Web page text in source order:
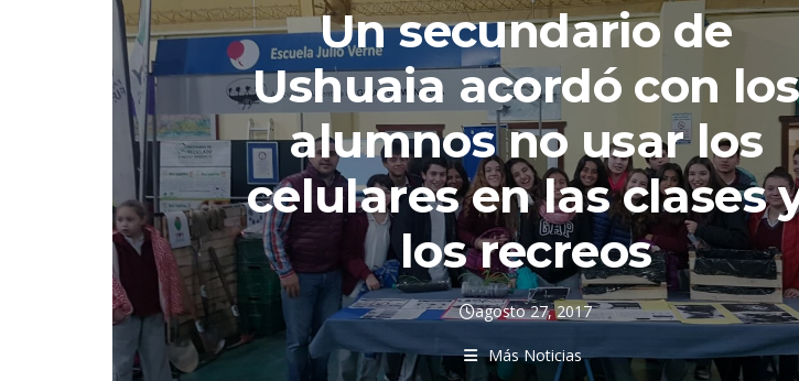
Un secundario de
Ushuaia acordó con los
alumnos no usar los
celulares en las clases
los recreos
agosto 27, 2017
Más Noticias